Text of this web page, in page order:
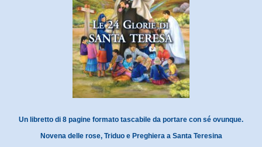
Un libretto di 8 pagine formato tascabile da portare con sé ovunque.
Novena delle rose, Triduo e Preghiera a Santa Teresina